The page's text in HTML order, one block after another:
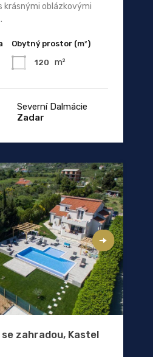
krásnými oblázkovými
Obytný prostor (m²)
120 m²
Severní Dalmácie
Zadar
zahradou, Kastel